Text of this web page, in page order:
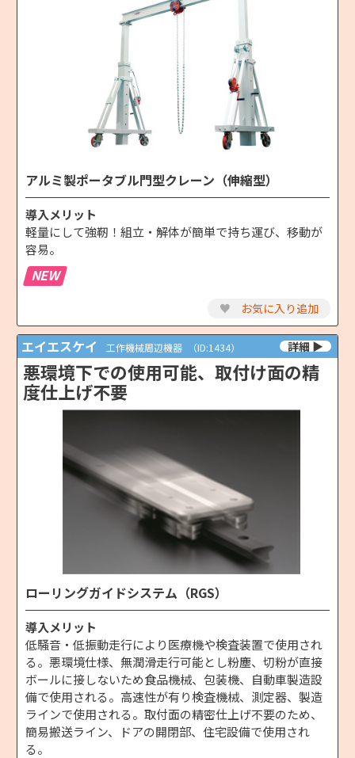
アルミ製ポータブル門型クレーン（伸縮型）
導入メリット
軽量にして強靭！組立・解体が簡単で持ち運び、移動が
容易。
NEW
♥ お気に入り追加
エイエスケイ 工作機械周辺機器 （ID:1434）
悪環境下での使用可能、取付け面の精
度仕上げ不要
ローリングガイドシステム（RGS）
導入メリット
低騒音・低振動走行により医療機や検査装置で使用され
る。悪環境仕様、無潤滑走行可能とし粉塵、切粉が直接
ボールに接しないため食品機械、包装機、自動車製造設
備で使用される。高速性が有り検査機械、測定器、製造
ラインで使用される。取付面の精密仕上げ不要のため、
簡易搬送ライン、ドアの開閉部、住宅設備で使用され
る。